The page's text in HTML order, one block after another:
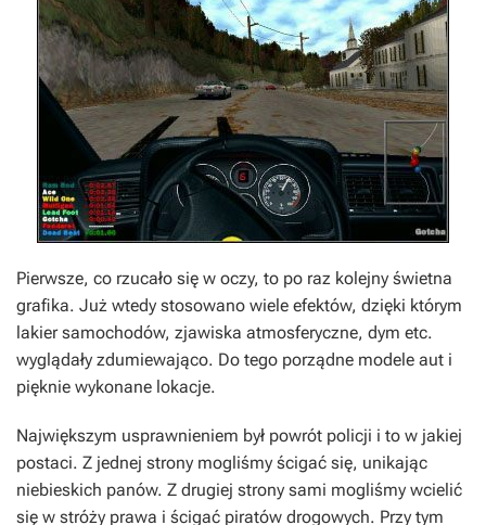
Pierwsze, co rzucało się w oczy, to po raz kolejny świetna
grafika. Już wtedy stosowano wiele efektów, dzięki którym
lakier samochodów, zjawiska atmosferyczne, dym etc.
wyglądały zdumiewająco. Do tego porządne modele aut i
pięknie wykonane lokacje.
Największym usprawnieniem był powrót policji i to w jakiej
postaci. Z jednej strony mogliśmy ścigać się, unikając
niebieskich panów. Z drugiej strony sami mogliśmy wcielić
się w stróży prawa i ścigać piratów drogowych. Przy tym